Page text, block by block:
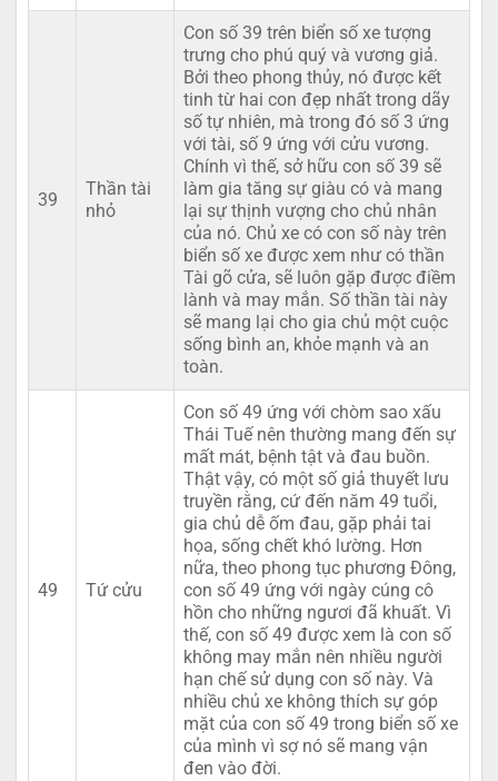
39
Thần tài
nhỏ
Con số 39 trên biển số xe tượng
trưng cho phú quý và vương giả.
Bởi theo phong thủy, nó được kết
tinh từ hai con đẹp nhất trong dãy
số tự nhiên, mà trong đó số 3 ứng
với tài, số 9 ứng với cửu vương.
Chính vì thế, sở hữu con số 39 sẽ
làm gia tăng sự giàu có và mang
lại sự thịnh vượng cho chủ nhân
của nó. Chủ xe có con số này trên
biển số xe được xem như có thần
Tài gõ cửa, sẽ luôn gặp được điềm
lành và may mắn. Số thần tài này
sẽ mang lại cho gia chủ một cuộc
sống bình an, khỏe mạnh và an
toàn.
49 Tứ cửu
Con số 49 ứng với chòm sao xấu
Thái Tuế nên thường mang đến sự
mất mát, bệnh tật và đau buồn.
Thật vậy, có một số giả thuyết lưu
truyền rằng, cứ đến năm 49 tuổi,
gia chủ dễ ốm đau, gặp phải tai
họa, sống chết khó lường. Hơn
nữa, theo phong tục phương Đông,
con số 49 ứng với ngày cúng cô
hồn cho những ngươi đã khuất. Vì
thế, con số 49 được xem là con số
không may mắn nên nhiều người
hạn chế sử dụng con số này. Và
nhiều chủ xe không thích sự góp
mặt của con số 49 trong biển số xe
của mình vì sợ nó sẽ mang vận
đen vào đời.